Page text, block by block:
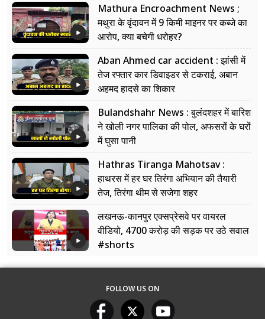
Mathura Encroachment News ;
मथुरा के वृंदावन में 9 किमी माइनर पर कब्जे का
आरोप, क्या बचेगी धरोहर?
Aban Ahmed car accident : झांसी में
तेज रफ्तार कार डिवाइडर से टकराई, अबान
अहमद हादसे का शिकार
Bulandshahr News : बुलंदशहर में बारिश
ने खोली नगर पालिका की पोल, अफसरों के घरों
में घुसा पानी
Hathras Tiranga Mahotsav :
हाथरस में हर घर तिरंगा अभियान की तैयारी
तेज, तिरंगा थीम से सजेगा शहर
लखनऊ-कानपुर एक्सप्रेसवे पर वायरल
वीडियो, 4700 करोड़ की सड़क पर उठे सवाल
#shorts
FOLLOW US ON